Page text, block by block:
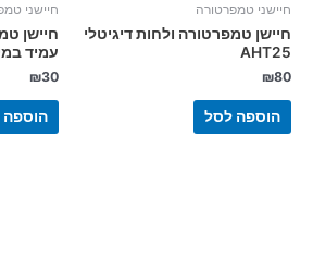
חיישני טמפרטורה
חיישן טמפרטורה ולחות דיגיטלי
AHT25
₪80
הוספה לסל
חיישני
עמיד
₪30